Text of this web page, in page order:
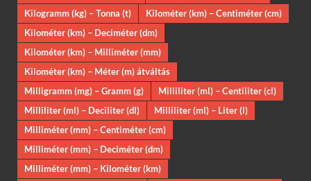
Kilogramm (kg) – Tonna (t)
Kilométer (km) – Centiméter (cm)
Kilométer (km) – Deciméter (dm)
Kilométer (km) – Milliméter (mm)
Kilométer (km) – Méter (m) átváltás
Milligramm (mg) – Gramm (g)
Milliliter (ml) – Centiliter (cl)
Milliliter (ml) – Deciliter (dl)
Milliliter (ml) – Liter (l)
Milliméter (mm) – Centiméter (cm)
Milliméter (mm) – Deciméter (dm)
Milliméter (mm) – Kilométer (km)